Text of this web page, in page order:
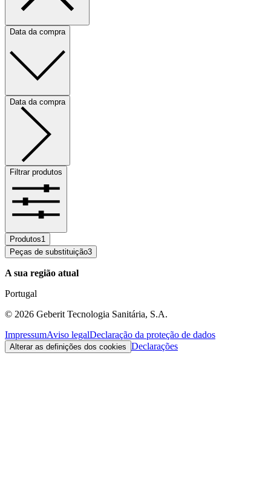
Data da compra
Data da compra
Filtrar produtos
Produtos1
Peças de substituição3
A sua região atual
Portugal
© 2026 Geberit Tecnologia Sanitária, S.A.
ImpressumAviso legalDeclaração da proteção de dados
Alterar as definições dos cookies Declarações